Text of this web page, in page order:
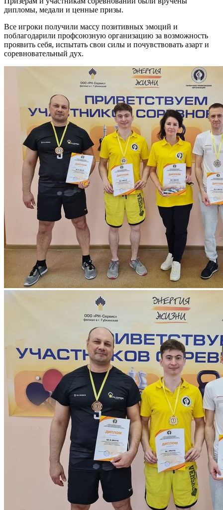
дипломы, медали и ценные призы.
Все игроки получили массу позитивных эмоций и
поблагодарили профсоюзную организацию за возможность
проявить себя, испытать свои силы и почувствовать азарт и
соревновательный дух.